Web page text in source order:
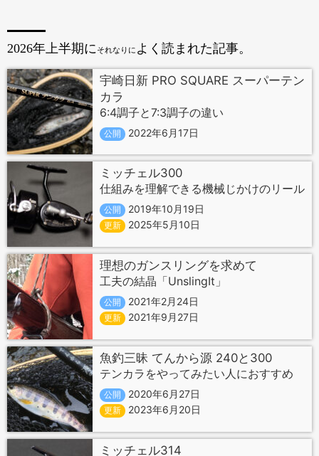
2026年上半期にそれなりに よく読まれた記事。
宇崎日新 PRO SQUARE スーパーテン
カラ
6:4調子と7:3調子の違い
公開 2022年6月17日
ミッチェル300
仕組みを理解できる機械じかけのリール
公開 2019年10月19日
更新 2025年5月10日
理想のガンスリングを求めて
工夫の結晶「UnslingIt」
公開 2021年2月24日
更新 2021年9月27日
魚釣三昧 てんから源 240と300
テンカラをやってみたい人におすすめ
公開 2020年6月27日
更新 2023年6月20日
ミッチェル314